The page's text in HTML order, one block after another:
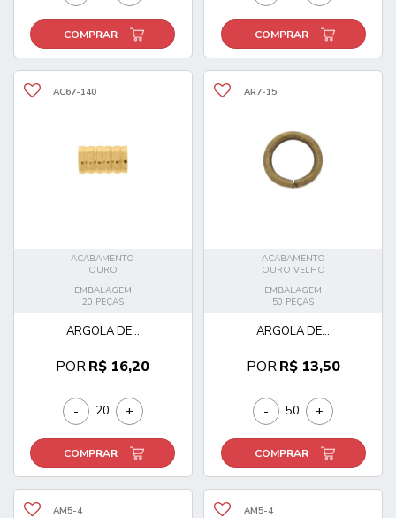
COMPRAR COMPRAR
AC67-140
ACABAMENTO
OURO
EMBALAGEM
20 PEÇAS
ARGOLA DE...
PORR$ 16,20
- +
COMPRAR
AR7-15
ACABAMENTO
OURO VELHO
EMBALAGEM
50 PEÇAS
ARGOLA DE...
PORR$ 13,50
- +
COMPRAR
AM5-4 AM5-4